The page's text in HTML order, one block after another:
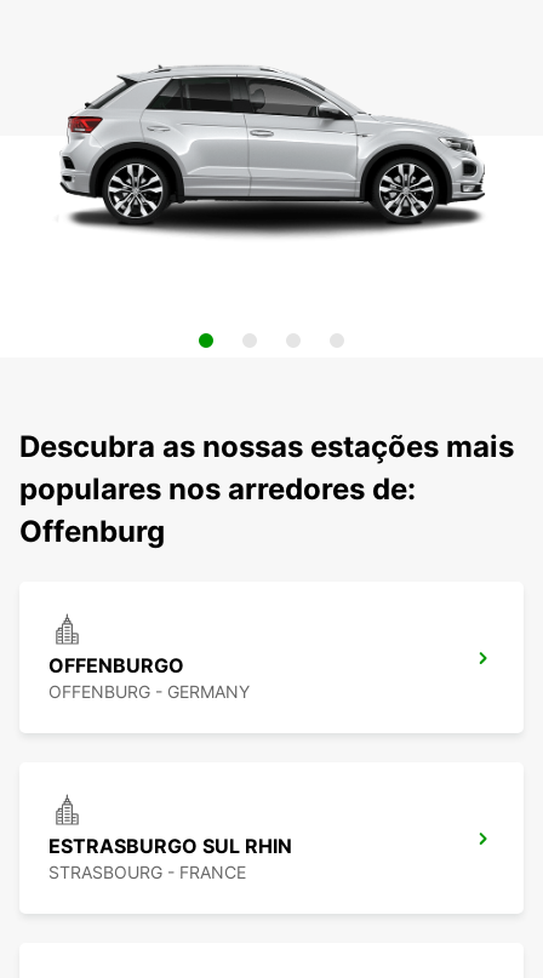
Descubra as nossas estações mais
populares nos arredores de:
Offenburg
OFFENBURGO
OFFENBURG - GERMANY
ESTRASBURGO SUL RHIN
STRASBOURG - FRANCE